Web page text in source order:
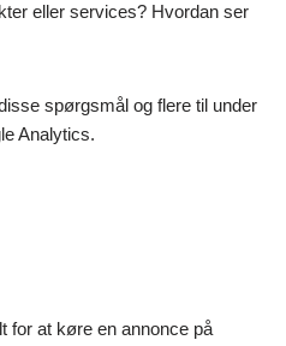
eller services? Hvordan ser
spørgsmål og flere til under
Analytics.
for at køre en annonce på